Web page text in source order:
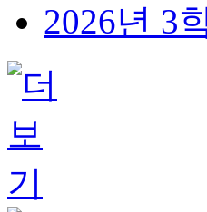
2026년 3